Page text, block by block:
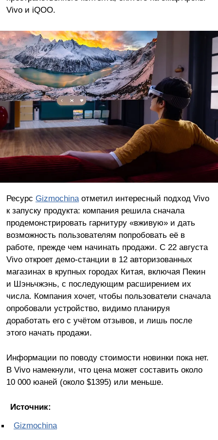
Vivo и iQOO.
Ресурс Gizmochinaотметил интересный подход Vivo
к запуску продукта: компания решила сначала
продемонстрировать гарнитуру «вживую» и дать
возможность пользователям попробовать её в
работе, прежде чем начинать продажи. С 22 августа
Vivo откроет демо-станции в 12 авторизованных
магазинах в крупных городах Китая, включая Пекин
и Шэньчжэнь, с последующим расширением их
числа. Компания хочет, чтобы пользователи сначала
опробовали устройство, видимо планируя
доработать его с учётом отзывов, и лишь после
этого начать продажи.
Информации по поводу стоимости новинки пока нет.
В Vivo намекнули, что цена может составить около
10 000 юаней (около $1395) или меньше.
Источник:
Gizmochina